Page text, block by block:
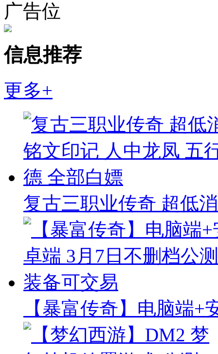
广告位
信息推荐
更多+
复古三职业传奇 超低
【暴富传奇】电脑端+